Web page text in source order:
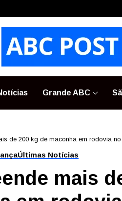
Grande ABC
de 200 kg de maconha em rodovia no
Últimas Notícias
mais